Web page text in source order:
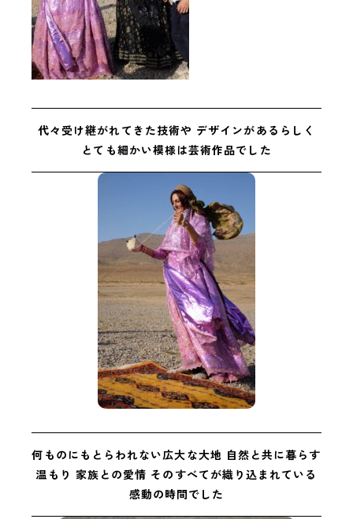
代々受け継がれてきた技術や デザインがあるらしく
とても細かい模様は芸術作品でした
何ものにもとらわれない広大な大地 自然と共に暮らす
温もり 家族との愛情 そのすべてが織り込まれている
感動の時間でした